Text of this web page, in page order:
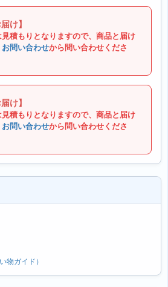
け】
見積もりとなりますので、商品と届け
お問い合わせから問い合わせくださ
け】
見積もりとなりますので、商品と届け
お問い合わせから問い合わせくださ
物ガイド）